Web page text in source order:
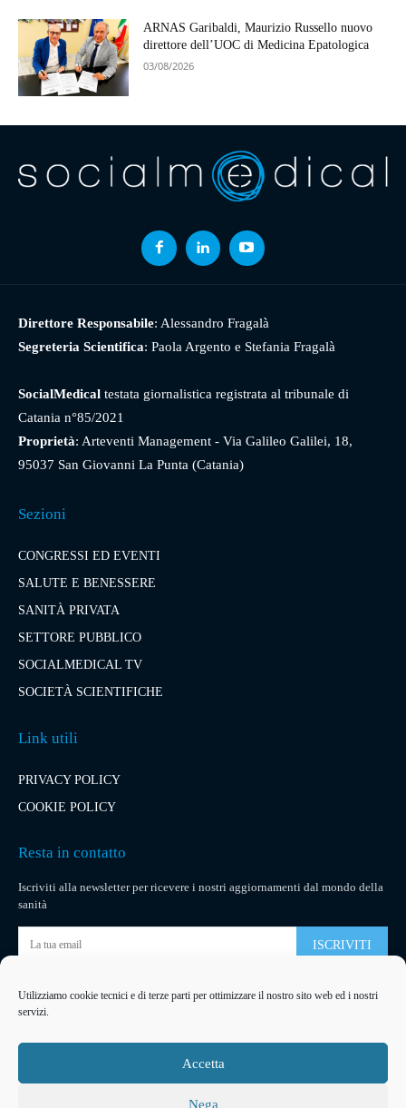
Utilizziamo cookie tecnici e di terze parti per ottimizzare il nostro sito web ed i nostri
servizi.
Accetta
Nega
ARNAS Garibaldi, Maurizio Russello nuovo
direttore dell’UOC di Medicina Epatologica
03/08/2026
Direttore Responsabile: Alessandro Fragalà
Segreteria Scientifica: Paola Argento e Stefania Fragalà
SocialMedical testata giornalistica registrata al tribunale di
Catania n°85/2021
Proprietà: Arteventi Management - Via Galileo Galilei, 18,
95037 San Giovanni La Punta (Catania)
Sezioni
CONGRESSI ED EVENTI
SALUTE E BENESSERE
SANITÀ PRIVATA
SETTORE PUBBLICO
SOCIALMEDICAL TV
SOCIETÀ SCIENTIFICHE
Link utili
PRIVACY POLICY
COOKIE POLICY
Resta in contatto
Iscriviti alla newsletter per ricevere i nostri aggiornamenti dal mondo della
sanità
ISCRIVITI
Pubblicità
La tua pubblicità